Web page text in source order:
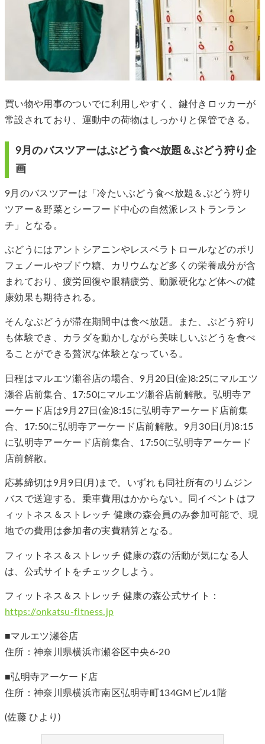
買い物や用事のついでに利用しやすく、鍵付きロッカーが
常設されており、運動中の荷物はしっかりと保管できる。
9月のバスツアーはぶどう食べ放題＆ぶどう狩り企
画
9月のバスツアーは「冷たいぶどう食べ放題＆ぶどう狩り
ツアー＆野菜とシーフード中心の自然派レストランラン
チ」となる。
ぶどうにはアントシアニンやレスベラトロールなどのポリ
フェノールやブドウ糖、カリウムなど多くの栄養成分が含
まれており、疲労回復や眼精疲労、動脈硬化など体への健
康効果も期待される。
そんなぶどうが滞在期間中は食べ放題。また、ぶどう狩り
も体験でき、カラダを動かしながら美味しいぶどうを食べ
ることができる贅沢な体験となっている。
日程はマルエツ瀬谷店の場合、9月20日(金)8:25にマルエツ
瀬谷店前集合、17:50にマルエツ瀬谷店前解散。弘明寺ア
ーケード店は9月27日(金)8:15に弘明寺アーケード店前集
合、17:50に弘明寺アーケード店前解散。9月30日(月)8:15
に弘明寺アーケード店前集合、17:50に弘明寺アーケード
店前解散。
応募締切は9月9日(月)まで。いずれも同社所有のリムジン
バスで送迎する。乗車費用はかからない。同イベントはフ
ィットネス＆ストレッチ 健康の森会員のみ参加可能で、現
地での費用は参加者の実費精算となる。
フィットネス＆ストレッチ 健康の森の活動が気になる人
は、公式サイトをチェックしよう。
フィットネス＆ストレッチ 健康の森公式サイト：
https://onkatsu-fitness.jp
■マルエツ瀬谷店
住所：神奈川県横浜市瀬谷区中央6-20
■弘明寺アーケード店
住所：神奈川県横浜市南区弘明寺町134GMビル1階
(佐藤 ひより)